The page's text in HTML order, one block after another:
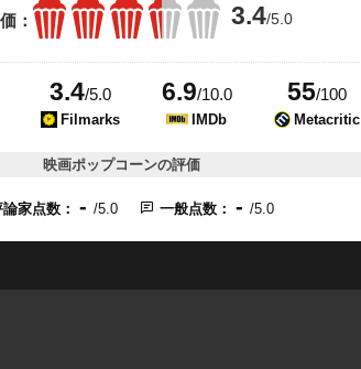
： 3.4/5.0
3.4/5.0
Filmarks
6.9/10.0
IMDb
55/100
Metacritic
映画ポップコーンの評価
論家点数： -/5.0 一般点数： -/5.0